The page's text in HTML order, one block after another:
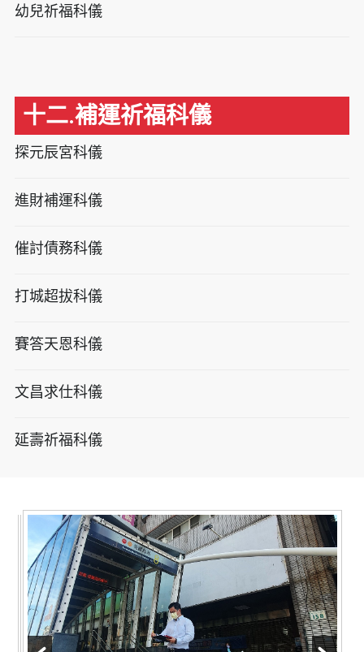
幼兒祈福科儀
十二.補運祈福科儀
探元辰宮科儀
進財補運科儀
催討債務科儀
打城超拔科儀
賽答天恩科儀
文昌求仕科儀
延壽祈福科儀